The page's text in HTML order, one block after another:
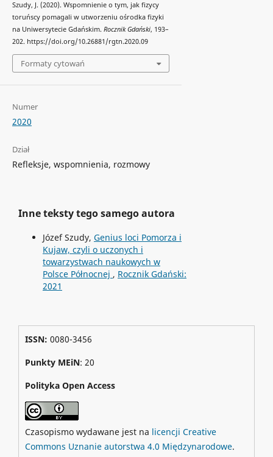
Szudy, J. (2020). Wspomnienie o tym, jak fizycy
toruńscy pomagali w utworzeniu ośrodka fizyki
na Uniwersytecie Gdańskim. Rocznik Gdański, 193–
202. https://doi.org/10.26881/rgtn.2020.09
Formaty cytowań
Numer
2020
Dział
Refleksje, wspomnienia, rozmowy
Inne teksty tego samego autora
Józef Szudy, Genius loci Pomorza i
Kujaw, czyli o uczonych i
towarzystwach naukowych w
Polsce Północnej , Rocznik Gdański:
2021
ISSN: 0080-3456
Punkty MEiN: 20
Polityka Open Access
Czasopismo wydawane jest na licencji Creative
Commons Uznanie autorstwa 4.0 Międzynarodowe.